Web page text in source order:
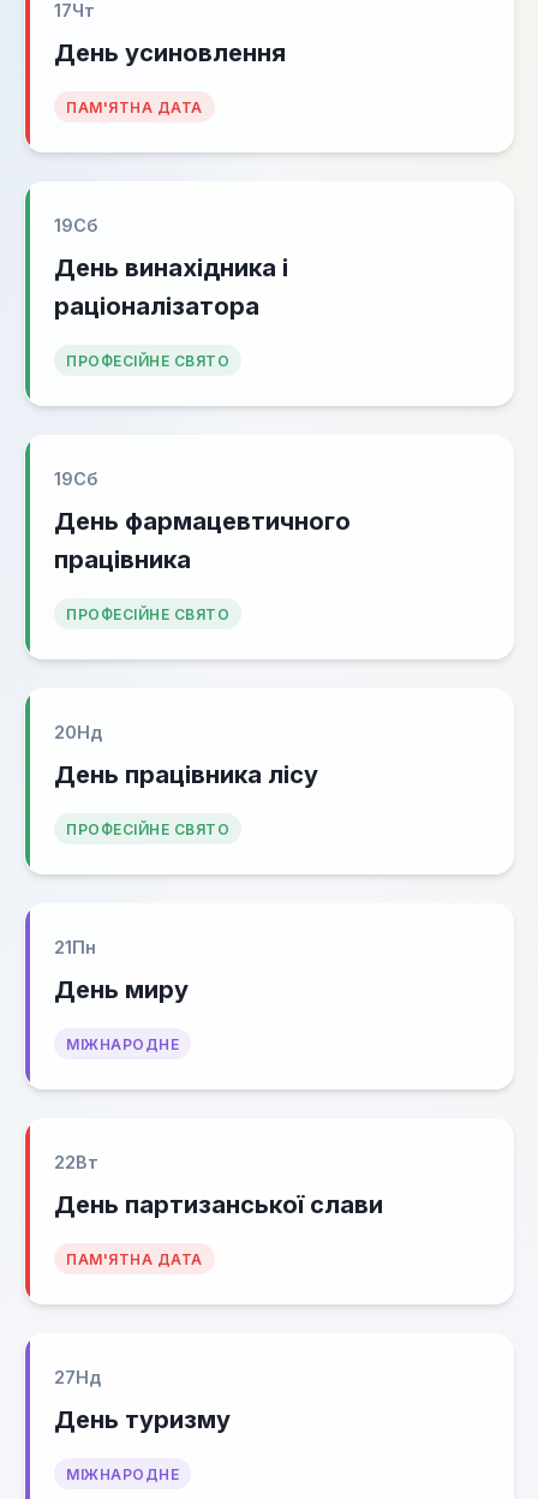
17Чт
День усиновлення
ПАМ'ЯТНА ДАТА
19Сб
День винахідника і
раціоналізатора
ПРОФЕСІЙНЕ СВЯТО
19Сб
День фармацевтичного
працівника
ПРОФЕСІЙНЕ СВЯТО
20Нд
День працівника лісу
ПРОФЕСІЙНЕ СВЯТО
21Пн
День миру
МІЖНАРОДНЕ
22Вт
День партизанської слави
ПАМ'ЯТНА ДАТА
27Нд
День туризму
МІЖНАРОДНЕ